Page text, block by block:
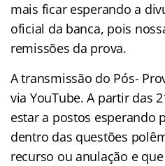
mais ficar esperando a
oficial da banca, pois
remissões da prova.
A transmissão do Pós-
via YouTube. A partir das
estar a postos esperando
dentro das questões
recurso ou anulação e